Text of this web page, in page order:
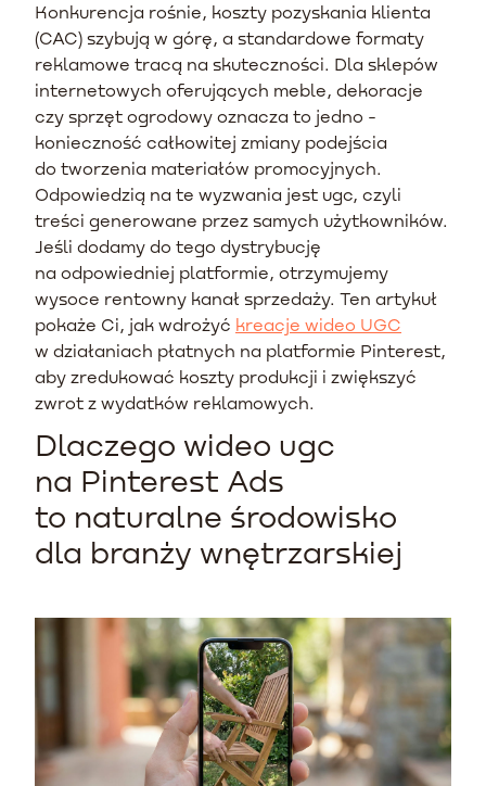
Konkurencja rośnie, koszty pozyskania klienta
(CAC) szybują w górę, a standardowe formaty
reklamowe tracą na skuteczności. Dla sklepów
internetowych oferujących meble, dekoracje
czy sprzęt ogrodowy oznacza to jedno -
konieczność całkowitej zmiany podejścia
do tworzenia materiałów promocyjnych.
Odpowiedzią na te wyzwania jest ugc, czyli
treści generowane przez samych użytkowników.
Jeśli dodamy do tego dystrybucję
na odpowiedniej platformie, otrzymujemy
wysoce rentowny kanał sprzedaży. Ten artykuł
pokaże Ci, jak wdrożyć kreacje wideo UGC
w działaniach płatnych na platformie Pinterest,
aby zredukować koszty produkcji i zwiększyć
zwrot z wydatków reklamowych.
Dlaczego wideo ugc
na Pinterest Ads
to naturalne środowisko
dla branży wnętrzarskiej